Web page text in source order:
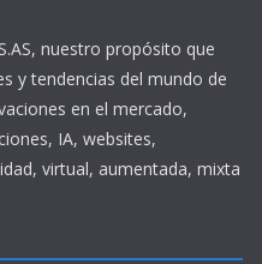
nuestro propósito que
y tendencias del mundo de
en el mercado,
IA, websites,
virtual, aumentada, mixta